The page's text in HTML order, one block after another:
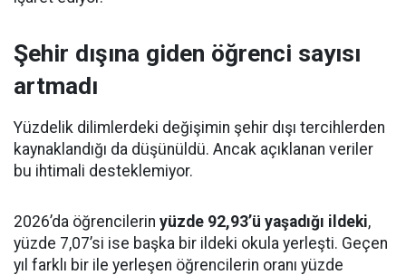
Şehir dışına giden öğrenci sayısı
artmadı
Yüzdelik dilimlerdeki değişimin şehir dışı tercihlerden
kaynaklandığı da düşünüldü. Ancak açıklanan veriler
bu ihtimali desteklemiyor.
2026’da öğrencilerin yüzde 92,93’ü yaşadığı ildeki,
yüzde 7,07’si ise başka bir ildeki okula yerleşti. Geçen
yıl farklı bir ile yerleşen öğrencilerin oranı yüzde